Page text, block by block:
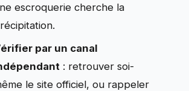
escroquerie cherche la
par un canal
: retrouver soi-
le site officiel, ou rappeler